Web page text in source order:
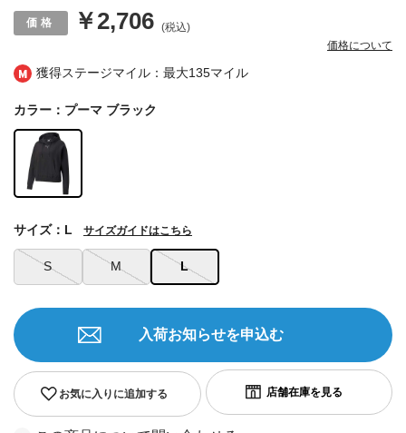
獲得ステージマイル：最大135マイル
￥2,706 (税込)
価格について
カラー：プーマ ブラック
S M L
サイズ：L サイズガイドはこちら
お気に入りに追加する
入荷お知らせを申込む